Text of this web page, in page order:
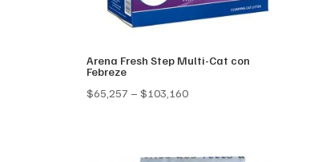
Arena Fresh Step Multi-Cat con
Febreze
$65,257 – $103,160Price
through